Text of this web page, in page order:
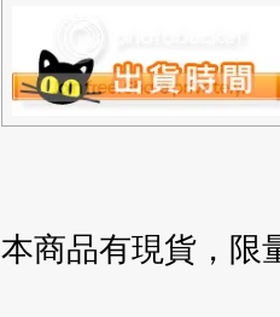
本商品有現貨，限